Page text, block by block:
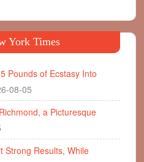
York Times
Pounds of Ecstasy Into
08-05
a Picturesque
Strong Results, While